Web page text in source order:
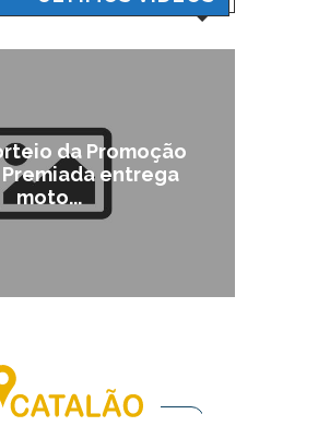
da Promoção
entrega
moto...